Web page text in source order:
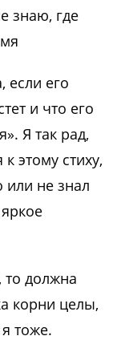
знаю, где
если его
и что его
Я так рад,
этому стиху,
или не знал
то должна
корни целы,
тоже.